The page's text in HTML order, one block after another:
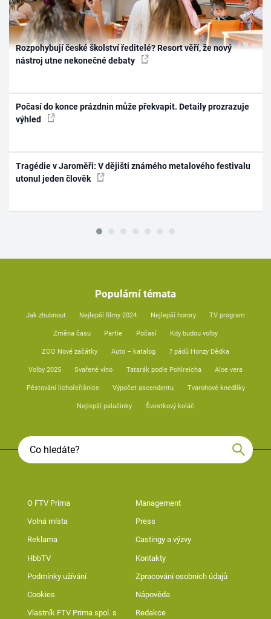
Rozpohybují české školství ředitelé? Resort věří, že nový
nástroj utne nekonečné debaty
Počasí do konce prázdnin může překvapit. Detaily prozrazuje
výhled
Tragédie v Jaroměři: V dějišti známého metalového festivalu
utonul jeden člověk
Populární témata
Jak zhubnout Nejlepší filmy 2024 Nejlepší horory TV program
Změna času Partie Počasí Kdy budou volby
ZOO Nové začátky Auto – katalog 7 pádů Honzy Dědka
Volby 2025 Svařené víno Tatarák podle Pohlreicha Aloe vera
Pěstování lichořeřišnice Výpočet ascendentu Tvarohové knedlíky
Nejlepší palačinky Švestkový koláč
O FTV Prima Management
Volná místa Press
Reklama Castingy a výzvy
HbbTV Kontakty
Podmínky užívání Zpracování osobních údajů
Cookies Nápověda
Vlastník FTV Prima spol. s Redakce